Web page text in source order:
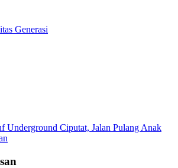
Generasi
Underground Ciputat, Jalan Pulang Anak